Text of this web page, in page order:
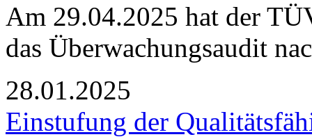
Am 29.04.2025 hat der
das Überwachungsaudit
28.01.2025
Einstufung der